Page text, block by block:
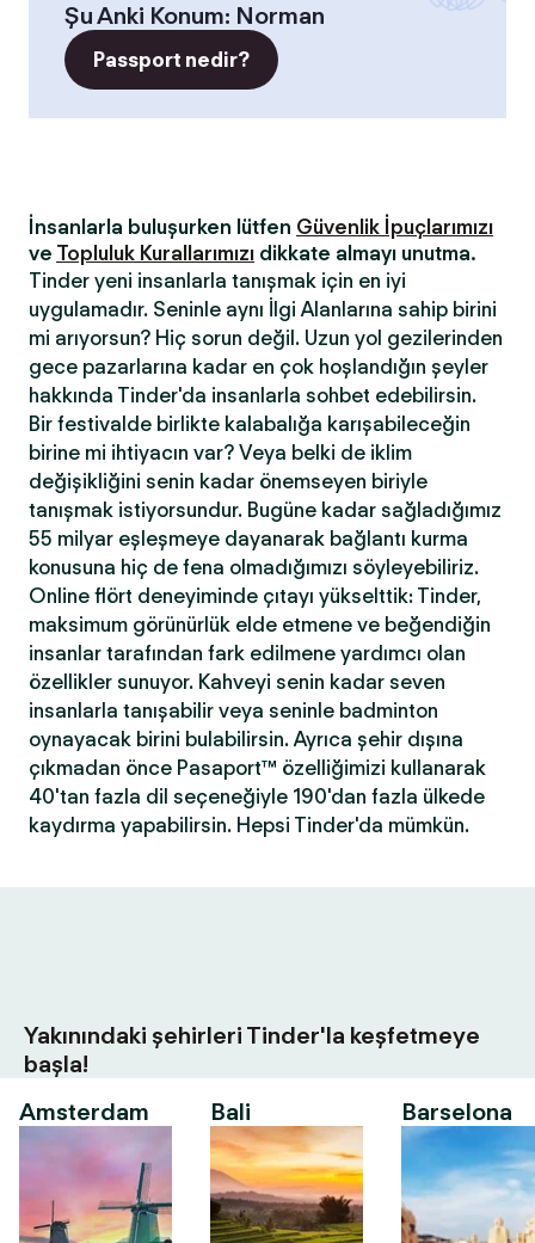
Şu Anki Konum: Norman
Passport nedir?
İnsanlarla buluşurken lütfen Güvenlik İpuçlarımızı
ve Topluluk Kurallarımızı dikkate almayı unutma.
Tinder yeni insanlarla tanışmak için en iyi
uygulamadır. Seninle aynı İlgi Alanlarına sahip birini
mi arıyorsun? Hiç sorun değil. Uzun yol gezilerinden
gece pazarlarına kadar en çok hoşlandığın şeyler
hakkında Tinder'da insanlarla sohbet edebilirsin.
Bir festivalde birlikte kalabalığa karışabileceğin
birine mi ihtiyacın var? Veya belki de iklim
değişikliğini senin kadar önemseyen biriyle
tanışmak istiyorsundur. Bugüne kadar sağladığımız
55 milyar eşleşmeye dayanarak bağlantı kurma
konusuna hiç de fena olmadığımızı söyleyebiliriz.
Online flört deneyiminde çıtayı yükselttik: Tinder,
maksimum görünürlük elde etmene ve beğendiğin
insanlar tarafından fark edilmene yardımcı olan
özellikler sunuyor. Kahveyi senin kadar seven
insanlarla tanışabilir veya seninle badminton
oynayacak birini bulabilirsin. Ayrıca şehir dışına
çıkmadan önce Pasaport™ özelliğimizi kullanarak
40'tan fazla dil seçeneğiyle 190'dan fazla ülkede
kaydırma yapabilirsin. Hepsi Tinder'da mümkün.
Yakınındaki şehirleri Tinder'la keşfetmeye
başla!
Amsterdam
Bali Barselona